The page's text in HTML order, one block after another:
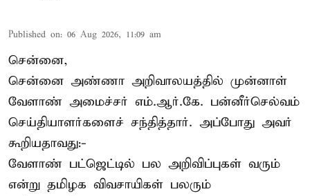
Published on: 06 Aug 2026, 11:09 am
சென்னை,
சென்னை அண்ணா அறிவாலயத்தில் முன்னாள்
வேளாண் அமைச்சர் எம்.ஆர்.கே. பன்னீர்செல்வம்
செய்தியாளர்களைச் சந்தித்தார். அப்போது அவர்
கூறியதாவது:-
வேளாண் பட்ஜெட்டில் பல அறிவிப்புகள் வரும்
என்று தமிழக விவசாயிகள் பலரும்